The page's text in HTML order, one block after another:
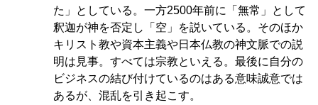
た」としている。一方2500年前に「無常」として
釈迦が神を否定し「空」を説いている。そのほか
キリスト教や資本主義や日本仏教の神文脈での説
明は見事。すべては宗教といえる。最後に自分の
ビジネスの結び付けているのはある意味誠意では
あるが、混乱を引き起こす。